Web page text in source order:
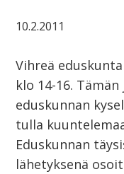
10.2.2011
Vihreä
klo 14-16.
eduskunnan
tulla
Eduskunnan
lähetyksenä